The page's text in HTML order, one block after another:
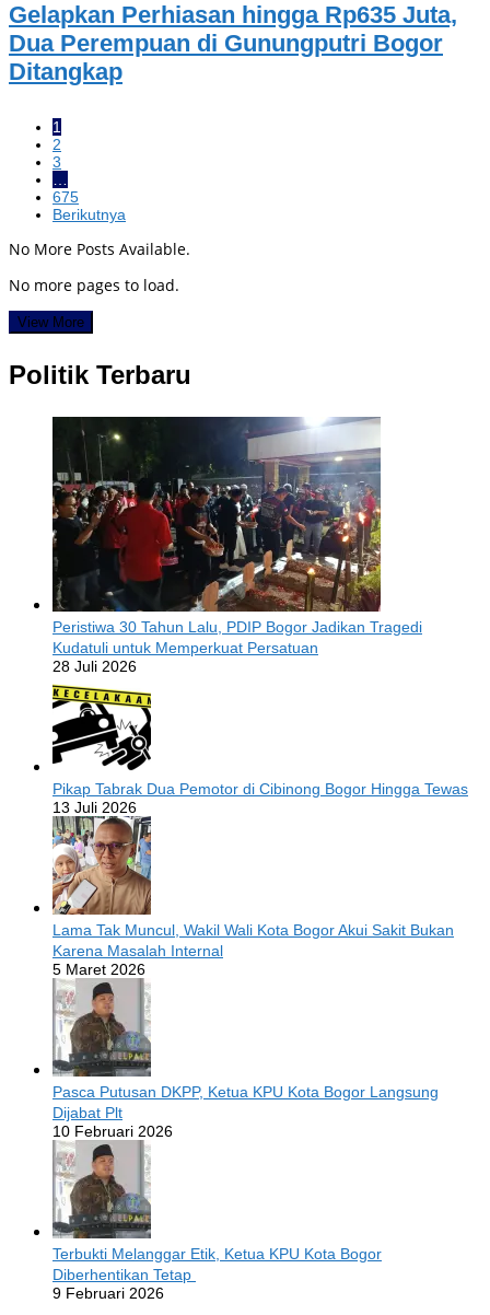
Gelapkan Perhiasan hingga Rp635 Juta,
Dua Perempuan di Gunungputri Bogor
Ditangkap
1
2
3
…
675
Berikutnya
No More Posts Available.
No more pages to load.
View More
Politik Terbaru
Peristiwa 30 Tahun Lalu, PDIP Bogor Jadikan Tragedi
Kudatuli untuk Memperkuat Persatuan
28 Juli 2026
Pikap Tabrak Dua Pemotor di Cibinong Bogor Hingga Tewas
13 Juli 2026
Lama Tak Muncul, Wakil Wali Kota Bogor Akui Sakit Bukan
Karena Masalah Internal
5 Maret 2026
Pasca Putusan DKPP, Ketua KPU Kota Bogor Langsung
Dijabat Plt
10 Februari 2026
Terbukti Melanggar Etik, Ketua KPU Kota Bogor
Diberhentikan Tetap
9 Februari 2026